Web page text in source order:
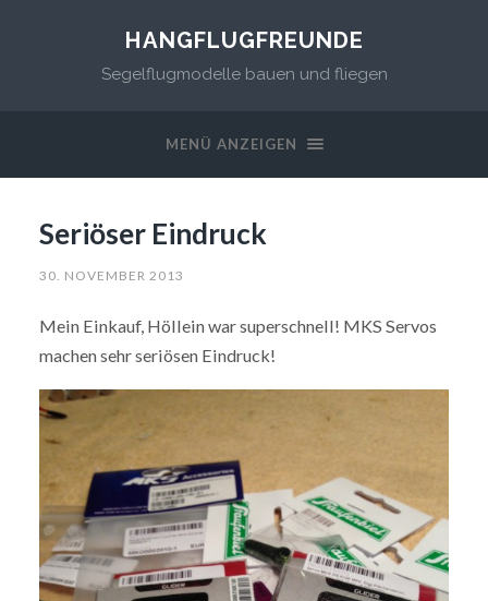
HANGFLUGFREUNDE
Segelflugmodelle bauen und fliegen
MENÜ ANZEIGEN
Seriöser Eindruck
30. NOVEMBER 2013
Mein Einkauf, Höllein war superschnell! MKS Servos
machen sehr seriösen Eindruck!